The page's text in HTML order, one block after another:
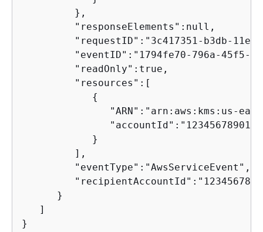
         },
         "responseElements":null,
"requestID":"3c417351-b3db-
"eventID":"1794fe70-796a-45f5-
         "readOnly":true,
         "resources":[
{
"ARN":"arn:aws:kms:us-
               "accountId":"123456789012"
            }
         ],
         "eventType":"AwsServiceEvent",
      }
   ]
}